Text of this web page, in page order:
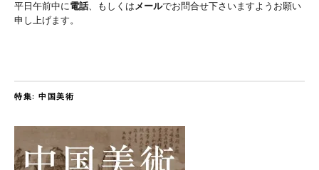
平日午前中に電話、もしくはメールでお問合せ下さいますようお願い
申し上げます。
特集: 中国美術